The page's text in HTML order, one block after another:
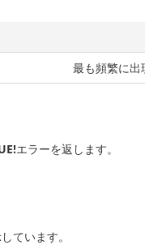
最も頻繁に出
エラーを返します。
ています。